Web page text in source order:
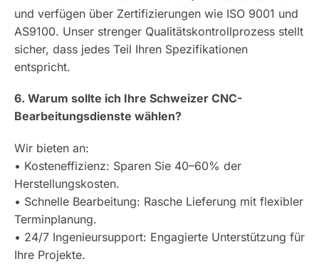
und verfügen über Zertifizierungen wie ISO 9001 und
AS9100. Unser strenger Qualitätskontrollprozess stellt
sicher, dass jedes Teil Ihren Spezifikationen
entspricht.
6. Warum sollte ich Ihre Schweizer CNC-
Bearbeitungsdienste wählen?
Wir bieten an:
• Kosteneffizienz: Sparen Sie 40–60% der
Herstellungskosten.
• Schnelle Bearbeitung: Rasche Lieferung mit flexibler
Terminplanung.
• 24/7 Ingenieursupport: Engagierte Unterstützung für
Ihre Projekte.